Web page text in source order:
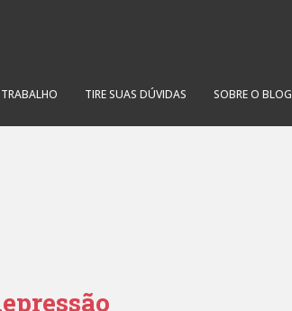
TIRE SUAS DÚVIDAS SOBRE O BLOG